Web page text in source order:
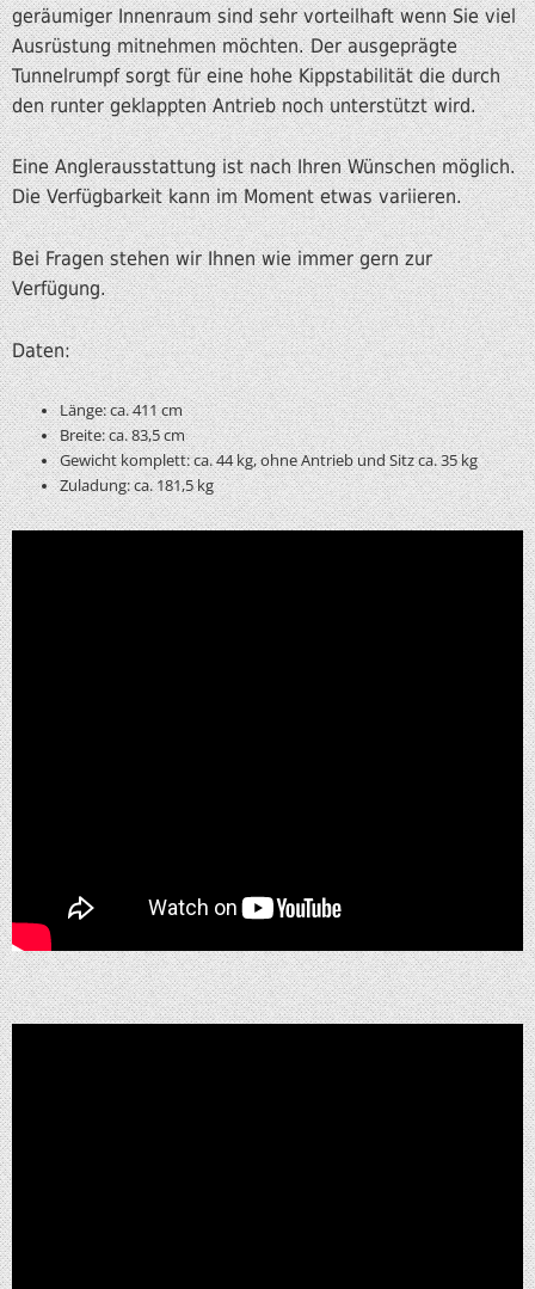
geräumiger Innenraum sind sehr vorteilhaft wenn Sie viel
Ausrüstung mitnehmen möchten. Der ausgeprägte
Tunnelrumpf sorgt für eine hohe Kippstabilität die durch
den runter geklappten Antrieb noch unterstützt wird.
Eine Anglerausstattung ist nach Ihren Wünschen möglich.
Die Verfügbarkeit kann im Moment etwas variieren.
Bei Fragen stehen wir Ihnen wie immer gern zur
Verfügung.
Daten:
Länge: ca. 411 cm
Breite: ca. 83,5 cm
Gewicht komplett: ca. 44 kg, ohne Antrieb und Sitz ca. 35 kg
Zuladung: ca. 181,5 kg